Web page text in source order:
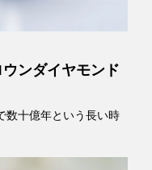
ンダイヤモンド
数十億年という長い時